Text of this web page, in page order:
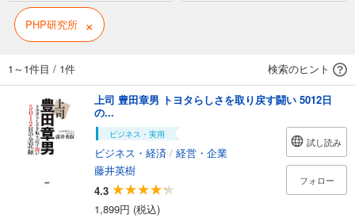
PHP研究所 ×
1～1件目 / 1件 検索のヒント
上司 豊田章男 トヨタらしさを取り戻す闘い 5012日
の...
ビジネス・実用
ビジネス・経済 / 経営・企業
藤井英樹
4.3
1,899円 (税込)
試し読み
フォロー